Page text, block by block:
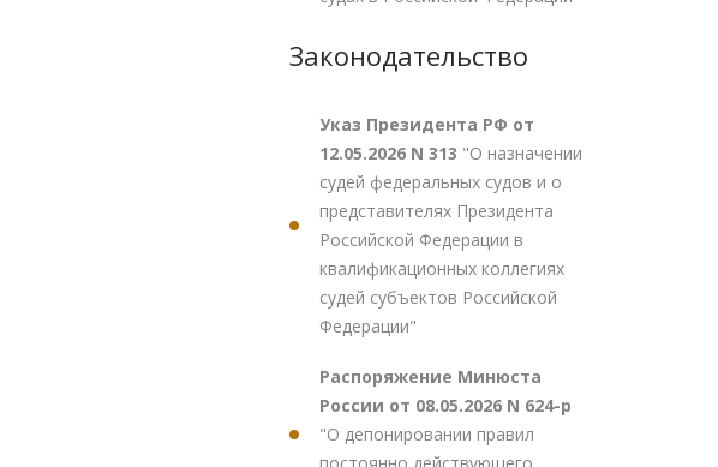
Законодательство
Указ Президента РФ от
12.05.2026 N 313 "О назначении
судей федеральных судов и о
представителях Президента
Российской Федерации в
квалификационных коллегиях
судей субъектов Российской
Федерации"
Распоряжение Минюста
России от 08.05.2026 N 624-р
"О депонировании правил